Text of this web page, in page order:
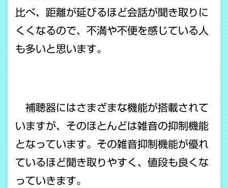
比べ、距離が延びるほど会話が聞き取りに
くくなるので、不満や不便を感じている人
も多いと思います。
補聴器にはさまざまな機能が搭載されて
いますが、そのほとんどは雑音の抑制機能
となっています。その雑音抑制機能が優れ
ているほど聞き取りやすく、値段も良くな
っていきます。